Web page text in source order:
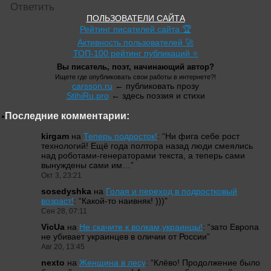
Ответить
ПОЛЬЗОВАТЕЛИ САЙТА
Рейтинг писателей сайта 🏆
Активность пользователей 🚀
ТОП-100 рейтинг публикаций ⭐
Вы писатель, поэт, начинающий автор?
Ищете где опубликовать свои работы в интернете?!
carsson.ru ← публиковать прозу
StihiRu.pro ← здесь поэзия и стихи
Последние комментарии:
kirgam на Теперь подросток!: “Ни фига себе рост
технологий! Ещё года полтора назад люди смеялись
над роботами-генераторами текста, а теперь сами
вынуждены сами им…”
Окт 3, 23:21
sosedyshka на Голая и переход в подростковый
возраст!: “Какой-то наивняк! )))”
Сен 28, 07:11
VicUa на Не скачите к волкам,украинцы!: “зато Европа
не убивает украинцев в оличии от России”
Авг 20, 13:45
nexto на Женщина в лесу: “Клёво! Продолжение было